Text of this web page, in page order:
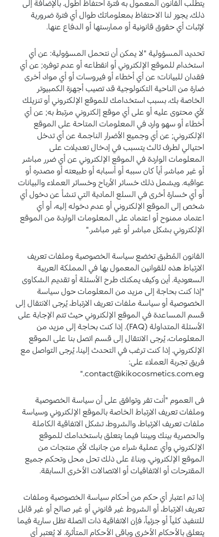
يتطلب القانون المعمول به فترة احتفاظ أطول. بالإضافة إلى
ذلك، يجوز لنا الاحتفاظ بمعلوماتك طوال أي فترة ضرورية
لإثبات أي حقوق قانونية أو ممارستها أو الدفاع عنها.
تحديد المسؤولية "لا يمكن أن نتحمل المسؤولية: عن أي
استخدام للموقع الإلكتروني أو انقطاعه أو عدم توفره; عن أي
فقدان للبيانات؛ عن أي أخطاء أو فيروسات أو أي مواد أخرى
ضارة من الناحية التكنولوجية قد تصيب أجهزة الكمبيوتر
الخاصة بك، بسبب استخدامك للموقع الإلكتروني أو تنزيلك
لأي محتوى عليه أو على أي موقع إلكتروني مرتبط به; عن أي
أخطاء أو سهو وارد في المعلومات المتاحة على الموقع
الإلكتروني; عن أي وجميع الأضرار الناجمة عن أي تدخل
احتيالي لطرف ثالث يتسبب في إدخال تعديلات على
المعلومات الواردة في الموقع الإلكتروني عن أي ضرر مباشر
أو غير مباشر، أياً كان سببه أو أسبابه أو طبيعته أو مصدره أو
عواقبه. ويشمل ذلك خسائر الأرباح وخسائر العملاء والبيانات
أو أي خسارة أخرى في السلع المادية التي تنشأ عن دخول أي
شخص إلى الموقع الإلكتروني أو عدم دخوله إليه، أو أي
اعتماد ممنوح أو اعتماد على المعلومات الواردة من الموقع
الإلكتروني بشكل مباشر أو غير مباشر."
القانون المُطبق تخضع سياسة الخصوصية وملفات تعريف
الارتباط هذه للقوانين المعمول بها في المملكة العربية
السعودية. أين وكيف يمكنك طرح الأسئلة أو تقديم الشكاوى
"إذا كنت بحاجة إلى مزيد من المعلومات حول سياسة
الخصوصية أو سياسة ملفات تعريف الارتباط، يُرجى الانتقال إلى
قسم المساعدة في الموقع الإلكتروني حيث تتم الإجابة على
الأسئلة المتداولة (FAQ). إذا كنت بحاجة إلى مزيد من
المعلومات، يُرجى الانتقال إلى قسم اتصل بنا على الموقع
الإلكتروني. إذا كنت ترغب في التحدث إلينا، يُرجى التواصل مع
فريق تجربة العملاء على:
contact@kikocosmetics.com.eg."
فى العموم "أنت تقر وتوافق على أن سياسة الخصوصية
وملفات تعريف الارتباط الخاصة بالموقع الإلكتروني وسياسة
ملفات تعريف الارتباط، والشروط، تشكل الاتفاقية الكاملة
والحصرية بينك وبيننا فيما يتعلق باستخدامك للموقع
الإلكتروني وأي عملية شراء من جانبك لأي منتجات من
الموقع الإلكتروني، وبناءً على ذلك تحل محل وتحكم جميع
المقترحات أو الاتفاقيات أو الاتصالات الأخرى السابقة.
إذا تم اعتبار أي حكم من أحكام سياسة الخصوصية وملفات
تعريف الارتباط، أو الشروط غير قانوني أو غير صالح أو غير قابل
للتنفيذ كلياً أو جزئياً، فإن الاتفاقية ذات الصلة تظل سارية فيما
يتعلق بالأحكام الأخرى وباقي الأحكام المتأثرة. لا يُعتبر أي